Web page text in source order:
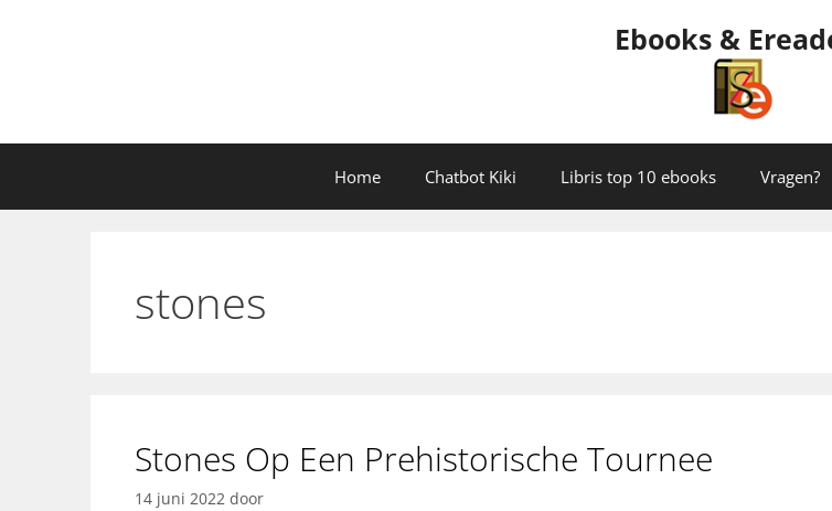
Ebooks &
Home Chatbot Kiki Libris top 10 ebooks Vragen?
stones
Stones Op Een Prehistorische Tournee
14 juni 2022 door